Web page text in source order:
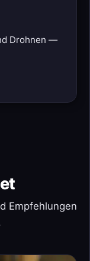
Drohnen —
Empfehlungen